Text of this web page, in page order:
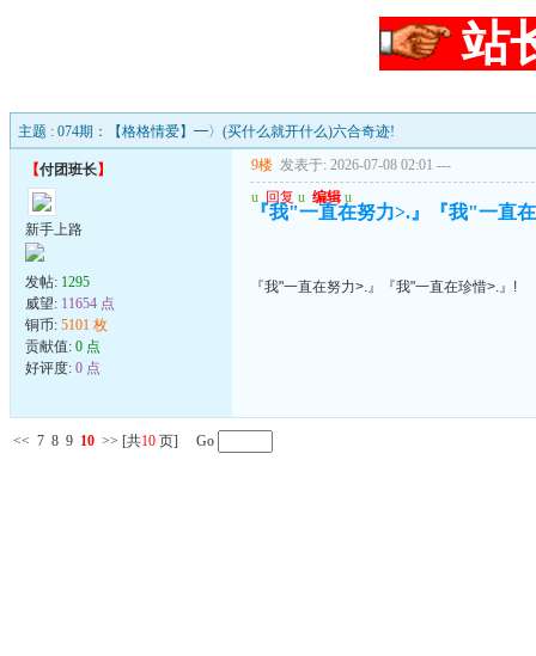
站
主题 : 074期：【格格情爱】━〉(买什么就开什么)六合奇迹!
【付团班长】
新手上路
发帖: 1295
威望: 11654 点
铜币: 5101 枚
贡献值: 0 点
好评度: 0 点
9楼 发表于: 2026-07-08 02:01 ---
u 回复 u 编辑 u
『我"一直在努力>.』『我"一直
『我"一直在努力>.』『我"一直在珍惜>.』!
<< 7 8 9 10 >> [共10 页] Go